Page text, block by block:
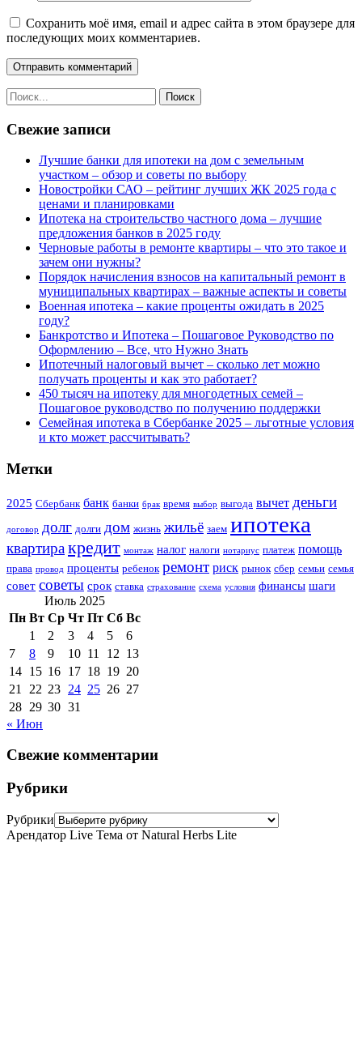
Сохранить моё имя, email и адрес сайта в этом браузере для
последующих моих комментариев.
Свежие записи
Лучшие банки для ипотеки на дом с земельным
участком – обзор и советы по выбору
Новостройки САО – рейтинг лучших ЖК 2025 года с
ценами и планировками
Ипотека на строительство частного дома – лучшие
предложения банков в 2025 году
Черновые работы в ремонте квартиры – что это такое и
зачем они нужны?
Порядок начисления взносов на капитальный ремонт в
муниципальных квартирах – важные аспекты и советы
Военная ипотека – какие проценты ожидать в 2025
году?
Банкротство и Ипотека – Пошаговое Руководство по
Оформлению – Все, что Нужно Знать
Ипотечный налоговый вычет – сколько лет можно
получать проценты и как это работает?
450 тысяч на ипотеку для многодетных семей –
Пошаговое руководство по получению поддержки
Семейная ипотека в Сбербанке 2025 – льготные условия
и кто может рассчитывать?
Метки
2025 Сбербанк банк банки брак время выбор выгода вычет деньги
договор долг долги дом жизнь жильё заем ипотека
квартиракредит монтаж налог налоги нотариус платеж помощь
права провод проценты ребенок ремонт риск рынок сбер семьи семья
совет советы срок ставка страхование схема условия финансы шаги
Июль 2025
Пн Вт Ср Чт Пт Сб Вс
1
2 3 4 5
6
7
8 9 10 11 12 13
14 15 16 17 18 19 20
21
22 23 24 25 26 27
28 29 30 31
« Июн
Свежие комментарии
Рубрики
Рубрики
Арендатор Live Тема от Natural Herbs Lite